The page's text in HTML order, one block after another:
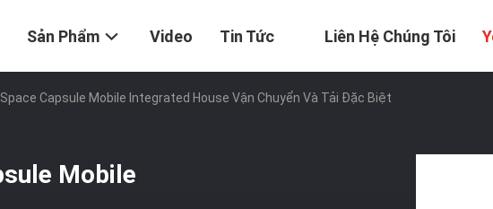
Sản Phẩm Video Tin Tức Liên Hệ Chúng Tôi
Capsule Mobile Integrated House Vận Chuyển Và Tải Đặc Biệt
Mobile